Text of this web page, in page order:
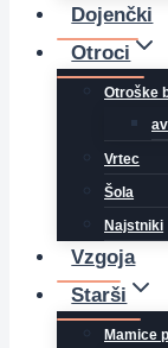
Dojenčki
Otroci
Otroške
Vrtec
Šola
Najstniki
Vzgoja
Starši
Mamice